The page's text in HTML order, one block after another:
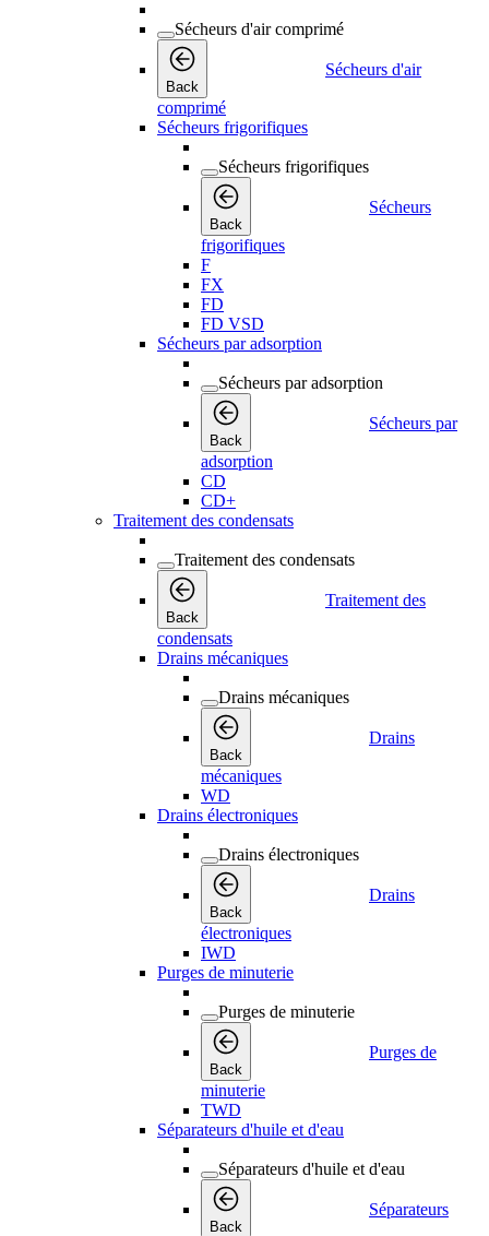
Sécheurs d'air comprimé
Back
Sécheurs d'air
comprimé
Sécheurs frigorifiques
Sécheurs frigorifiques
Back
Sécheurs
frigorifiques
F
FX
FD
FD VSD
Sécheurs par adsorption
Sécheurs par adsorption
Back
Sécheurs par
adsorption
CD
CD+
Traitement des condensats
Traitement des condensats
Back
Traitement des
condensats
Drains mécaniques
Drains mécaniques
Back
Drains
mécaniques
WD
Drains électroniques
Drains électroniques
Back
Drains
électroniques
IWD
Purges de minuterie
Purges de minuterie
Back
Purges de
minuterie
TWD
Séparateurs d'huile et d'eau
Séparateurs d'huile et d'eau
Back
Séparateurs